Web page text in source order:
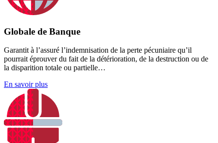
Globale de Banque
Garantit à l’assuré l’indemnisation de la perte pécuniaire qu’il
pourrait éprouver du fait de la détérioration, de la destruction ou de
la disparition totale ou partielle…
En savoir plus